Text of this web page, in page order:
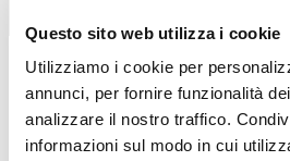
Questo sito web utilizza i cookie
Utilizziamo i cookie per
annunci, per fornire funzionalità
analizzare il nostro traffico.
informazioni sul modo in cui